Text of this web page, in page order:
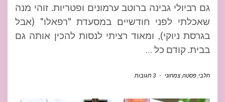
גם רביולי גבינה ברוטב ערמונים ופטריות. זוהי מנה
שאכלתי לפני חודשיים במסעדת "רפאלו" (אבל
בגרסת ניוקי), ומאוד רציתי לנסות להכין אותה גם
בבית. קודם כל …
חלבי פסטה צמחוני - 3 תגובות